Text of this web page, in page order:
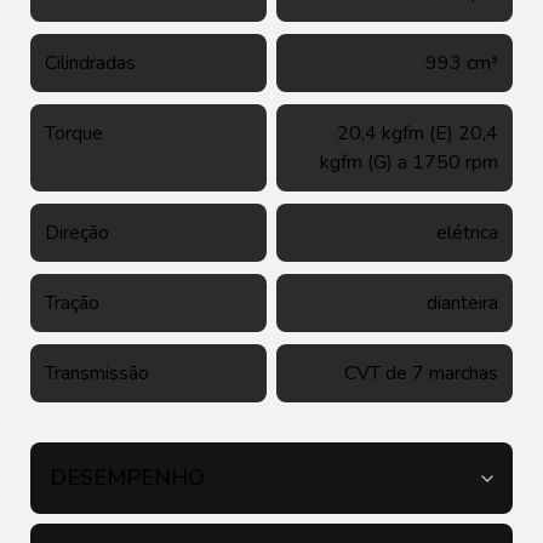
Cilindradas 993 cm³
Torque
20,4 kgfm (E) 20,4
kgfm (G) a 1750 rpm
Direção elétrica
Tração dianteira
Transmissão CVT de 7 marchas